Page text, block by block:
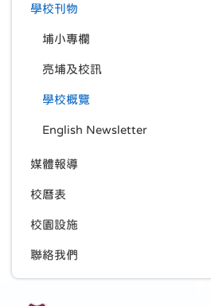
學校刊物
埔小專欄
亮埔及校訊
學校概覽
English Newsletter
媒體報導
校曆表
校園設施
聯絡我們